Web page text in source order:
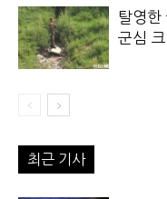
탈영한
군심
최근 기사